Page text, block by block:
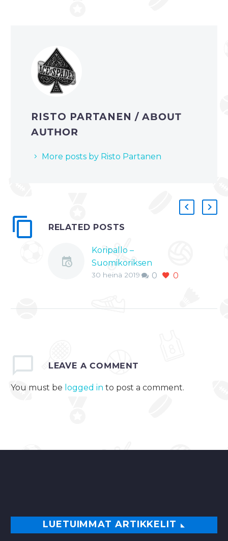
RISTO PARTANEN/ ABOUT
AUTHOR
More posts by Risto Partanen
RELATED POSTS
Koripallo –
Suomikoriksen
legenda Hanno
Susijengin
Mies korvaa
0 0
30 heinä 2019
LEAVE A COMMENT
You must be logged in to post a comment.
LUETUIMMAT ARTIKKELIT